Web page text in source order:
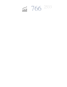
766 2533